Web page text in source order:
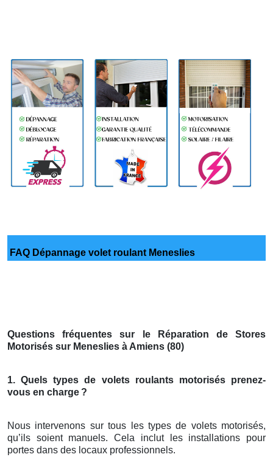
FAQ Dépannage volet roulant Meneslies
Questions fréquentes sur le Réparation de Stores
Motorisés sur Meneslies à Amiens (80)
1. Quels types de volets roulants motorisés prenez-
vous en charge ?
Nous intervenons sur tous les types de volets motorisés,
qu’ils soient manuels. Cela inclut les installations pour
portes dans des locaux professionnels.